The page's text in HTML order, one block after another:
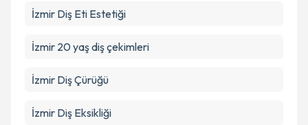
İzmir Diş Eti Estetiği
İzmir 20 yaş diş çekimleri
İzmir Diş Çürüğü
İzmir Diş Eksikliği